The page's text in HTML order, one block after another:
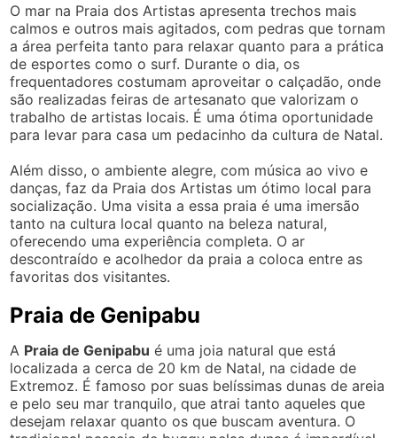
O mar na Praia dos Artistas apresenta trechos mais
calmos e outros mais agitados, com pedras que tornam
a área perfeita tanto para relaxar quanto para a prática
de esportes como o surf. Durante o dia, os
frequentadores costumam aproveitar o calçadão, onde
são realizadas feiras de artesanato que valorizam o
trabalho de artistas locais. É uma ótima oportunidade
para levar para casa um pedacinho da cultura de Natal.
Além disso, o ambiente alegre, com música ao vivo e
danças, faz da Praia dos Artistas um ótimo local para
socialização. Uma visita a essa praia é uma imersão
tanto na cultura local quanto na beleza natural,
oferecendo uma experiência completa. O ar
descontraído e acolhedor da praia a coloca entre as
favoritas dos visitantes.
Praia de Genipabu
A Praia de Genipabu é uma joia natural que está
localizada a cerca de 20 km de Natal, na cidade de
Extremoz. É famoso por suas belíssimas dunas de areia
e pelo seu mar tranquilo, que atrai tanto aqueles que
desejam relaxar quanto os que buscam aventura. O